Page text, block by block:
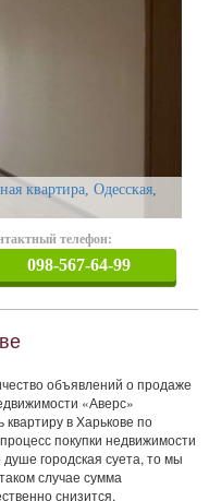
квартира, Одесская,
телефон:
098-567-64-99
объявлений о продаже
«Аверс»
в Харькове по
покупки недвижимости
городская суета, то мы
случае сумма
снизится.